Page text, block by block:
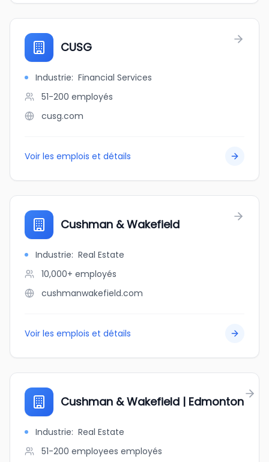
CUSG
Industrie: Financial Services
51-200 employés
cusg.com
Voir les emplois et détails
Cushman & Wakefield
Industrie: Real Estate
10,000+ employés
cushmanwakefield.com
Voir les emplois et détails
Cushman & Wakefield | Edmonton
Industrie: Real Estate
51-200 employees employés